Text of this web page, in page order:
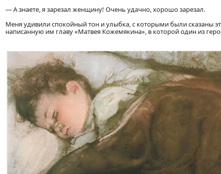
— А знаете, я зарезал женщину! Очень удачно, хорошо зарезал.
Меня удивили спокойный тон и улыбка, с которыми были сказаны
написанную им главу «Матвея Кожемякина», в которой один из